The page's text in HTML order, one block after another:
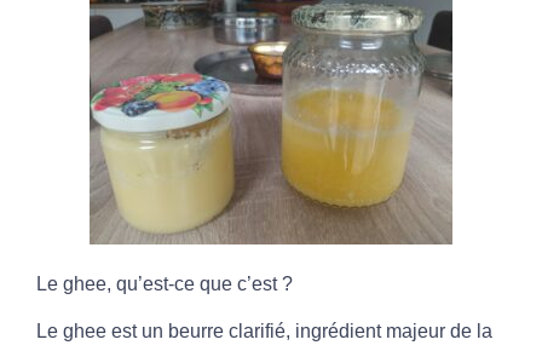
Le ghee, qu’est-ce que c’est ?
Le ghee est un beurre clarifié, ingrédient majeur de la